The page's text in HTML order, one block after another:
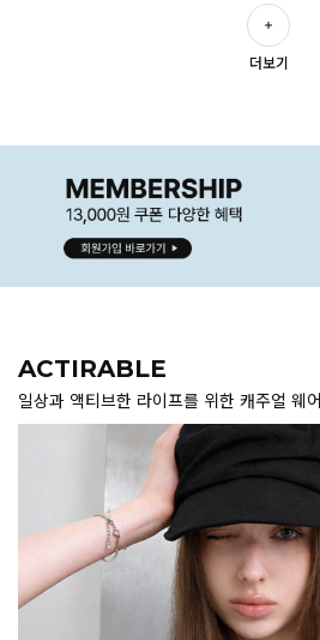
더보기
ACTIRABLE
일상과 액티브한 라이프를 위한 캐주얼 웨어